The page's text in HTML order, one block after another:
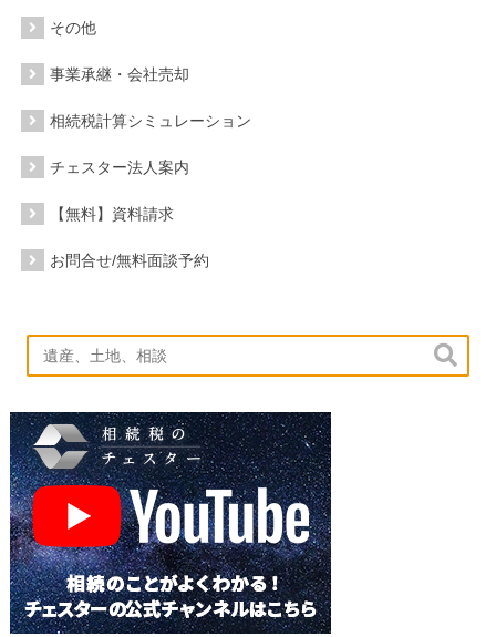
その他
事業承継・会社売却
相続税計算シミュレーション
チェスター法人案内
【無料】資料請求
お問合せ/無料面談予約
